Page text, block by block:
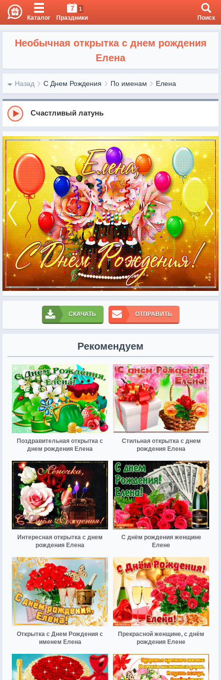
Каталог
7 1
Праздники Поиск
Необычная открытка с днем рождения
Елена
Назад С Днем Рождения По именам Елена
Счастливый латунь
СКАЧАТЬ ОТПРАВИТЬ
Рекомендуем
Поздравительная открытка с
днем рождения Елена
Стильная открытка с днем
рождения Елена
Интересная открытка с днем
рождения Елена
С днём рождения женщине
Елене
Открытка с Днем Рождения с
именем Елена
Прекрасной женщине, с днём
рождения Елене